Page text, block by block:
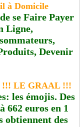
à Domicile
se Faire Payer
Ligne,
Devenir
!!! LE GRAAL !!!
les émojis. Des
662 euros en 1
obtiennent des